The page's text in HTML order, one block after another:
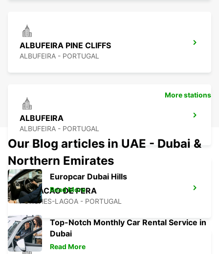
ALBUFEIRA PINE CLIFFS
ALBUFEIRA - PORTUGAL
ALBUFEIRA
ALBUFEIRA - PORTUGAL
ARMACAO DE PERA
PORCHES-LAGOA - PORTUGAL
More stations
Our Blog articles in UAE - Dubai &
Northern Emirates
Europcar Dubai Hills
Read More
Top-Notch Monthly Car Rental Service in
Dubai
Read More